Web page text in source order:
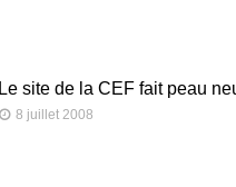
Le site de la CEF fait peau
8 juillet 2008